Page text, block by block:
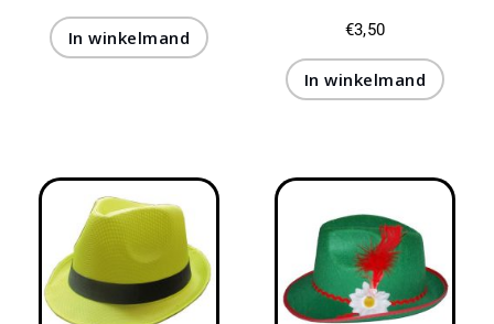
In winkelmand €3,50
In winkelmand